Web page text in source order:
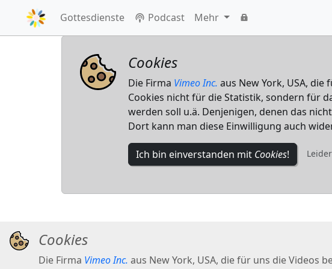
Gottesdienste Podcast Mehr
Cookies
Die Firma Vimeo Inc. aus New York, USA,
Cookies nicht für die Statistik, sondern für
werden soll u.ä. Denjenigen, denen das
Dort kann man diese Einwilligung auch
Ich bin einverstanden mit Cookies!